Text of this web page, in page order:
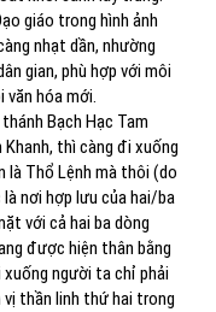
giáo trong hình ảnh
nhạt dần, nhường
gian, phù hợp với môi
văn hóa mới.
Bạch Hạc Tam
Khanh, thì càng đi xuống
là Thổ Lệnh mà thôi (do
nơi hợp lưu của hai/ba
với cả hai ba dòng
được hiện thân bằng
người ta chỉ phải
thần linh thứ hai trong